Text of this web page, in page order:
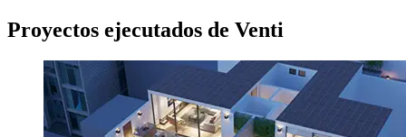
Proyectos ejecutados de Venti